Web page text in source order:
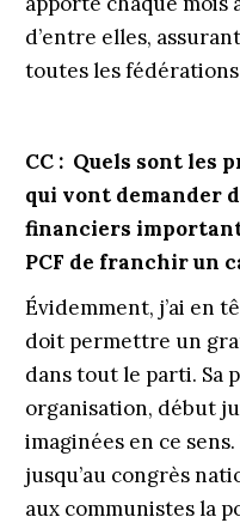
d’entre elles,
toutes les
CC : Quels sont les
qui vont demander
financiers
PCF de franchir un
Évidemment, j’ai en
doit permettre un
dans tout le parti. Sa
organisation, début
imaginées en ce
jusqu’au congrès
aux communistes la